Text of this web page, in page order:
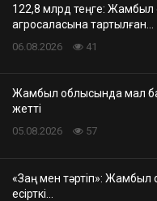
122,8 млрд теңге:
агросаласына тартылған…
06.08.2026 41
Жамбыл облысында мал
жетті
05.08.2026 57
«Заң мен тәртіп»: Жамбыл
есірткі…